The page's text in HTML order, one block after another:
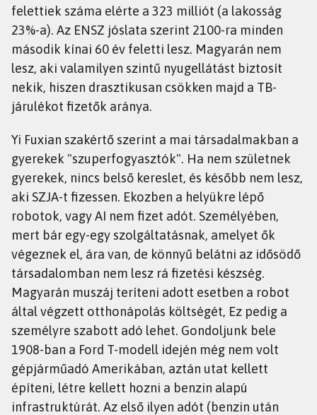
felettiek száma elérte a 323 milliót (a lakosság
23%-a). Az ENSZ jóslata szerint 2100-ra minden
második kínai 60 év feletti lesz. Magyarán nem
lesz, aki valamilyen szintű nyugellátást biztosít
nekik, hiszen drasztikusan csökken majd a TB-
járulékot fizetők aránya.
Yi Fuxian szakértő szerint a mai társadalmakban a
gyerekek "szuperfogyasztók". Ha nem születnek
gyerekek, nincs belső kereslet, és később nem lesz,
aki SZJA-t fizessen. Ekozben a helyükre lépő
robotok, vagy AI nem fizet adót. Személyében,
mert bár egy-egy szolgáltatásnak, amelyet ők
végeznek el, ára van, de könnyű belátni az idősödő
társadalomban nem lesz rá fizetési készség.
Magyarán muszáj teríteni adott esetben a robot
által végzett otthonápolás költségét, Ez pedig a
személyre szabott adó lehet. Gondoljunk bele
1908-ban a Ford T-modell idején még nem volt
gépjárműadó Amerikában, aztán utat kellett
építeni, létre kellett hozni a benzin alapú
infrastruktúrát. Az első ilyen adót (benzin után